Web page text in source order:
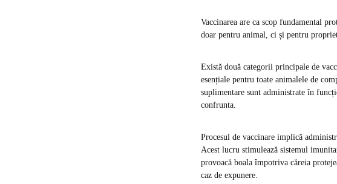
Vaccinarea are ca scop fundamental
doar pentru animal, ci și pentru
Există două categorii principale de
esențiale pentru toate animalele de
suplimentare sunt administrate în
confrunta.
Procesul de vaccinare implică
Acest lucru stimulează sistemul
provoacă boala împotriva căreia
caz de expunere.